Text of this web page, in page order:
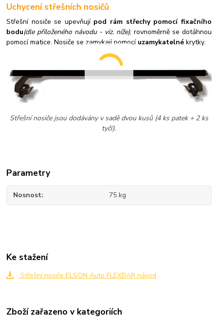
Uchycení střešních nosičů
Střešní nosiče se upevňují pod rám střechy pomocí fixačního
bodu(dle přiloženého návodu - viz. níže), rovnoměrně se dotáhnou
pomocí matice. Nosiče se zamykají pomocí uzamykatelné krytky.
Střešní nosiče jsou dodávány v sadě dvou kusů (4 ks patek + 2 ks
tyčí).
Parametry
Nosnost 75 kg
Ke stažení
Střešní nosiče ELSON Auto FLEXBAR návod
Zboží zařazeno v kategoriích